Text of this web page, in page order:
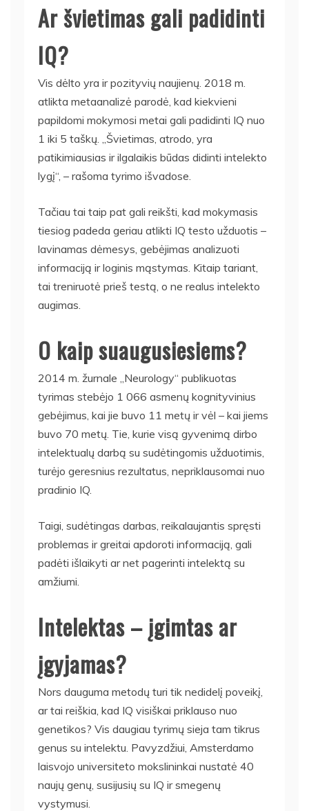
Ar švietimas gali padidinti
IQ?
Vis dėlto yra ir pozityvių naujienų. 2018 m.
atlikta metaanalizė parodė, kad kiekvieni
papildomi mokymosi metai gali padidinti IQ nuo
1 iki 5 taškų. „Švietimas, atrodo, yra
patikimiausias ir ilgalaikis būdas didinti intelekto
lygį“, – rašoma tyrimo išvadose.
Tačiau tai taip pat gali reikšti, kad mokymasis
tiesiog padeda geriau atlikti IQ testo užduotis –
lavinamas dėmesys, gebėjimas analizuoti
informaciją ir loginis mąstymas. Kitaip tariant,
tai treniruotė prieš testą, o ne realus intelekto
augimas.
O kaip suaugusiesiems?
2014 m. žurnale „Neurology“ publikuotas
tyrimas stebėjo 1 066 asmenų kognityvinius
gebėjimus, kai jie buvo 11 metų ir vėl – kai jiems
buvo 70 metų. Tie, kurie visą gyvenimą dirbo
intelektualų darbą su sudėtingomis užduotimis,
turėjo geresnius rezultatus, nepriklausomai nuo
pradinio IQ.
Taigi, sudėtingas darbas, reikalaujantis spręsti
problemas ir greitai apdoroti informaciją, gali
padėti išlaikyti ar net pagerinti intelektą su
amžiumi.
Intelektas – įgimtas ar
įgyjamas?
Nors dauguma metodų turi tik nedidelį poveikį,
ar tai reiškia, kad IQ visiškai priklauso nuo
genetikos? Vis daugiau tyrimų sieja tam tikrus
genus su intelektu. Pavyzdžiui, Amsterdamo
laisvojo universiteto mokslininkai nustatė 40
naujų genų, susijusių su IQ ir smegenų
vystymusi.